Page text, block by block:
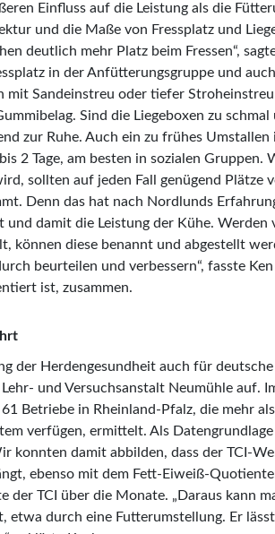
Einfluss auf die Leistung als die
und die Maße von Fressplatz und
deutlich mehr Platz beim Fressen“,
in der Anfütterungsgruppe und
mit Sandeinstreu oder tiefer
Sind die Liegeboxen zu schmal
zur Ruhe. Auch ein zu frühes Umstallen
2 Tage, am besten in sozialen Gruppen.
sollten auf jeden Fall genügend Plätze
Denn das hat nach Nordlunds
damit die Leistung der Kühe. Werden
können diese benannt und abgestellt
beurteilen und verbessern“, fasste
ist, zusammen.
der Herdengesundheit auch für
und Versuchsanstalt Neumühle auf.
Betriebe in Rheinland-Pfalz, die mehr
verfügen, ermittelt. Als
konnten damit abbilden, dass der TCI-
ebenso mit dem Fett-Eiweiß-
der TCI über die Monate. „Daraus kann
etwa durch eine Futterumstellung. Er